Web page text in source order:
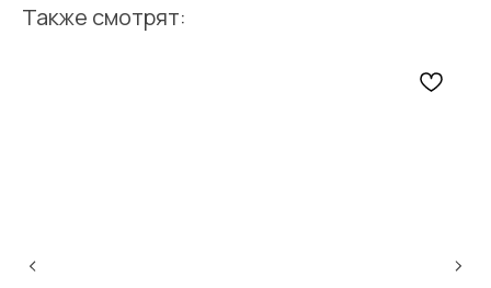
Также смотрят: